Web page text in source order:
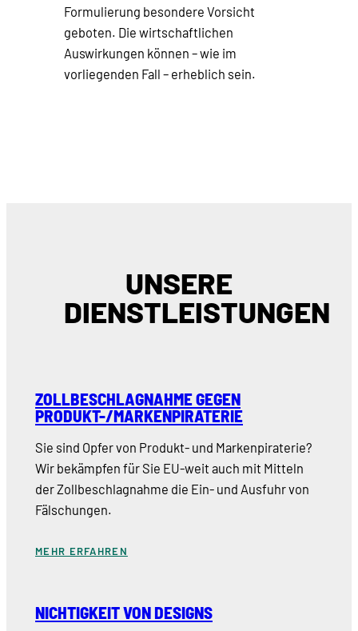
Formulierung besondere Vorsicht
geboten. Die wirtschaftlichen
Auswirkungen können – wie im
vorliegenden Fall – erheblich sein.
UNSERE
DIENSTLEISTUNGEN
ZOLLBESCHLAGNAHME GEGEN
PRODUKT-/MARKENPIRATERIE
Sie sind Opfer von Produkt- und Markenpiraterie?
Wir bekämpfen für Sie EU-weit auch mit Mitteln
der Zollbeschlagnahme die Ein- und Ausfuhr von
Fälschungen.
MEHR ERFAHREN
NICHTIGKEIT VON DESIGNS